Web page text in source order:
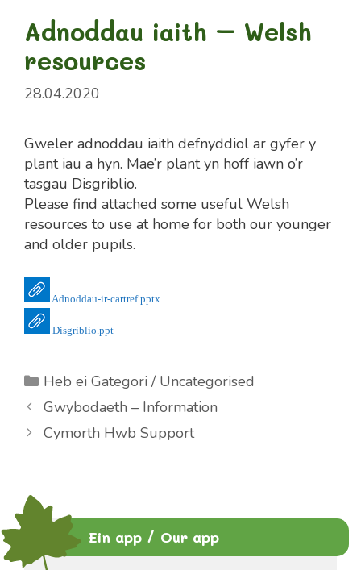
Adnoddau iaith – Welsh
resources
28.04.2020
Gweler adnoddau iaith defnyddiol ar gyfer y
plant iau a hyn. Mae’r plant yn hoff iawn o’r
tasgau Disgriblio.
Please find attached some useful Welsh
resources to use at home for both our younger
and older pupils.
Adnoddau-ir-cartref.pptx
Disgriblio.ppt
Categories
Heb ei Gategori / Uncategorised
Gwybodaeth – Information
Cymorth Hwb Support
Ein app / Our app